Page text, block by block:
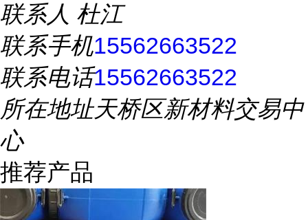
联系人 杜江
联系手机15562663522
联系电话15562663522
所在地址天桥区新材料交易中
心
推荐产品